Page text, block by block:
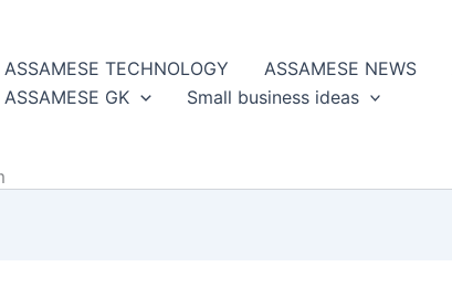
ASSAMESE TECHNOLOGY ASSAMESE NEWS
ASSAMESE GK
Small business ideas